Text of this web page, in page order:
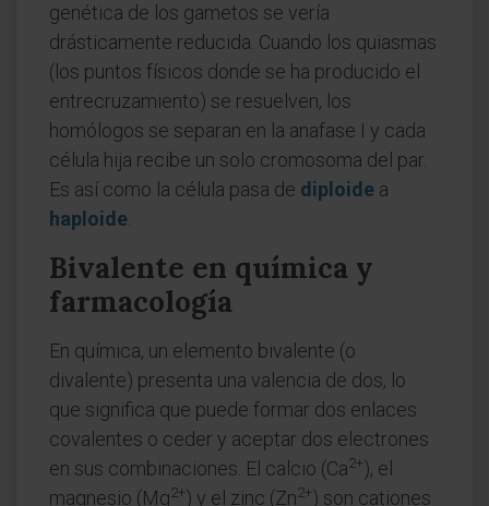
genética de los gametos se vería
drásticamente reducida. Cuando los quiasmas
(los puntos físicos donde se ha producido el
entrecruzamiento) se resuelven, los
homólogos se separan en la anafase I y cada
célula hija recibe un solo cromosoma del par.
Es así como la célula pasa de diploide a
haploide
Bivalente en química y
farmacología
En química, un elemento bivalente (o
divalente) presenta una valencia de dos, lo
que significa que puede formar dos enlaces
covalentes o ceder y aceptar dos electrones
en sus combinaciones. El calcio (Ca2+), el
magnesio (Mg2+) y el zinc (Zn2+) son cationes